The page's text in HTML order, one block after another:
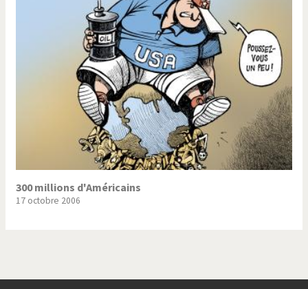
300 millions d'Américains
17 octobre 2006